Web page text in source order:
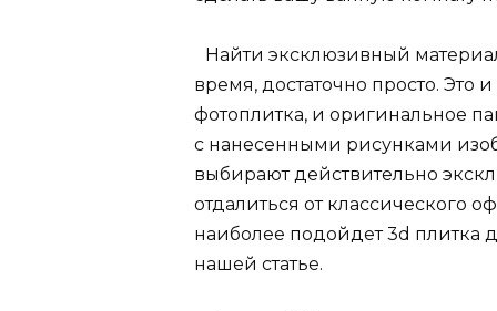
Найти эксклюзивный
время, достаточно просто. Это
фотоплитка, и оригинальное
с нанесенными рисунками
выбирают действительно
отдалиться от классического
наиболее подойдет 3d плитка
нашей статье.